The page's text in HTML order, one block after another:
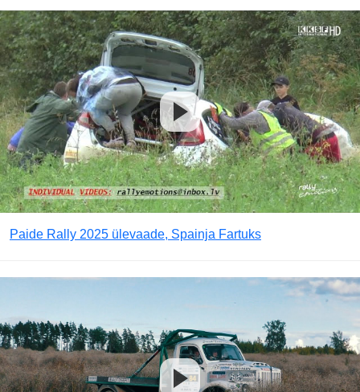
Paide Rally 2025 ülevaade, Spainja Fartuks